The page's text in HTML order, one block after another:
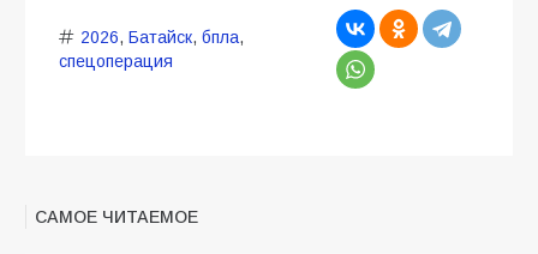
2026, Батайск, бпла,
спецоперация
САМОЕ ЧИТАЕМОЕ